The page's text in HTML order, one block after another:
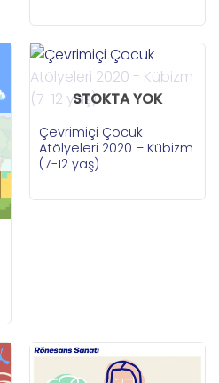
STOKTA YOK
Çevrimiçi Çocuk
Atölyeleri 2020 – Kübizm
(7-12 yaş)